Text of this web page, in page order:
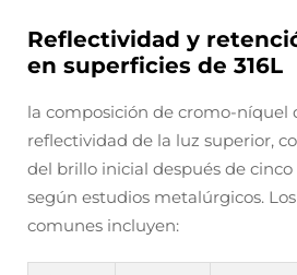
Reflectividad y
en superficies de 316L
la composición de cromo-níquel
reflectividad de la luz superior,
del brillo inicial después de cinco
según estudios metalúrgicos.
comunes incluyen: